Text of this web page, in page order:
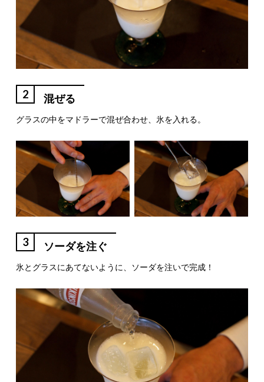
2 混ぜる
グラスの中をマドラーで混ぜ合わせ、氷を入れる。
3 ソーダを注ぐ
氷とグラスにあてないように、ソーダを注いで完成！